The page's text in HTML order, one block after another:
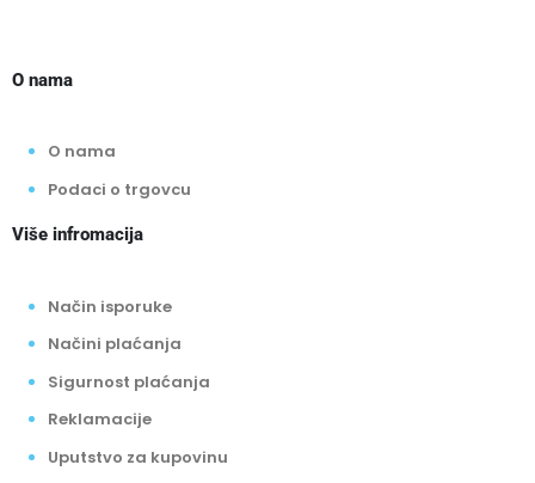
O nama
O nama
Podaci o trgovcu
Više infromacija
Način isporuke
Načini plaćanja
Sigurnost plaćanja
Reklamacije
Uputstvo za kupovinu